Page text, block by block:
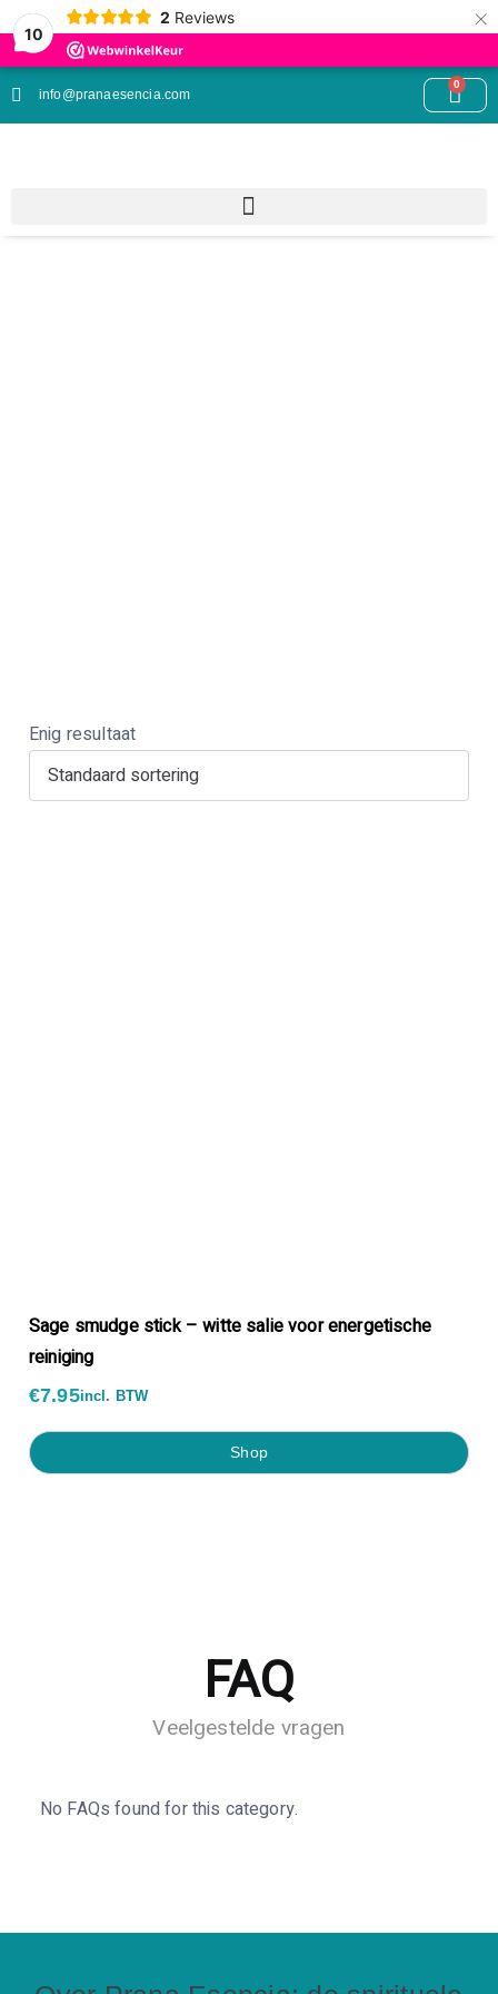
10
2 Reviews ×
info@pranaesencia.com
0
Enig resultaat
Sage smudge stick – witte salie voor energetische
reiniging
€7.95incl. BTW
shop
FAQ
Veelgestelde vragen
No FAQs found for this category.